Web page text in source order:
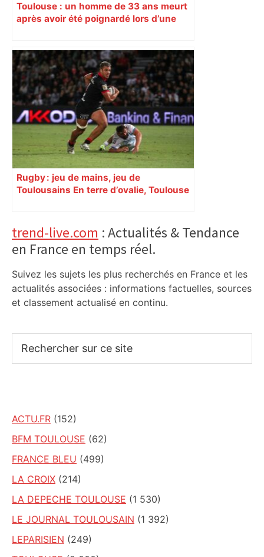
Toulouse : un homme de 33 ans meurt
après avoir été poignardé lors d’une
Rugby : jeu de mains, jeu de
Toulousains En terre d’ovalie, Toulouse
revendiquant surtout son art du jeu en
mouvement, vif et spectaculaire.
Décryptage. Série (4 / 10)
Primary
Sidebar
trend-live.com : Actualités & Tendance
en France en temps réel.
Suivez les sujets les plus recherchés en France et les
actualités associées : informations factuelles, sources
et classement actualisé en continu.
sur
ACTU.FR (152)
BFM TOULOUSE (62)
FRANCE BLEU (499)
LA CROIX (214)
LA DEPECHE TOULOUSE (1 530)
LE JOURNAL TOULOUSAIN (1 392)
LEPARISIEN (249)